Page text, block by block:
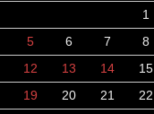
1
5 6 7
8
12 13 14
15
19 20 21
22